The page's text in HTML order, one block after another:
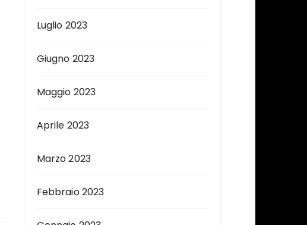
Luglio 2023
Giugno 2023
Maggio 2023
Aprile 2023
Marzo 2023
Febbraio 2023